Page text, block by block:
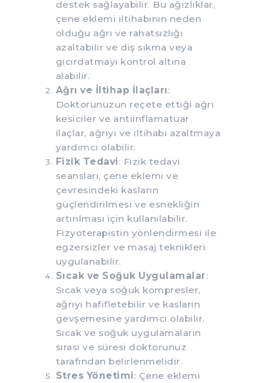
destek sağlayabilir. Bu ağızlıklar,
çene eklemi iltihabının neden
olduğu ağrı ve rahatsızlığı
azaltabilir ve diş sıkma veya
gıcırdatmayı kontrol altına
alabilir.
Ağrı ve İltihap İlaçları:
Doktorunuzun reçete ettiği ağrı
kesiciler ve antiinflamatuar
ilaçlar, ağrıyı ve iltihabı azaltmaya
yardımcı olabilir.
Fizik Tedavi: Fizik tedavi
seansları, çene eklemi ve
çevresindeki kasların
güçlendirilmesi ve esnekliğin
artırılması için kullanılabilir.
Fizyoterapistin yönlendirmesi ile
egzersizler ve masaj teknikleri
uygulanabilir.
Sıcak ve Soğuk Uygulamalar:
Sıcak veya soğuk kompresler,
ağrıyı hafifletebilir ve kasların
gevşemesine yardımcı olabilir.
Sıcak ve soğuk uygulamaların
sırası ve süresi doktorunuz
tarafından belirlenmelidir.
Stres Yönetimi: Çene eklemi